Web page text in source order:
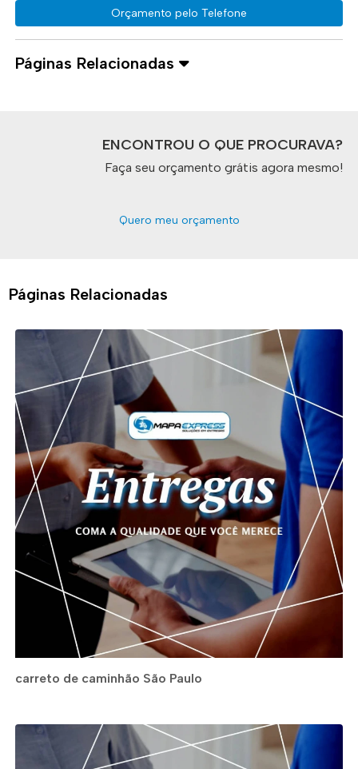
Orçamento pelo Telefone
Páginas Relacionadas
ENCONTROU O QUE PROCURAVA?
Faça seu orçamento grátis agora mesmo!
Quero meu orçamento
Páginas Relacionadas
carreto de caminhão São Paulo